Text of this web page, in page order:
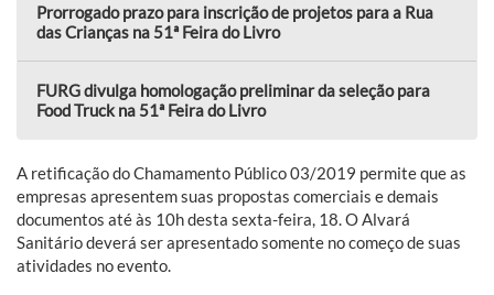
Prorrogado prazo para inscrição de projetos para a Rua
das Crianças na 51ª Feira do Livro
FURG divulga homologação preliminar da seleção para
Food Truck na 51ª Feira do Livro
A retificação do Chamamento Público 03/2019 permite que as
empresas apresentem suas propostas comerciais e demais
documentos até às 10h desta sexta-feira, 18. O Alvará
Sanitário deverá ser apresentado somente no começo de suas
atividades no evento.